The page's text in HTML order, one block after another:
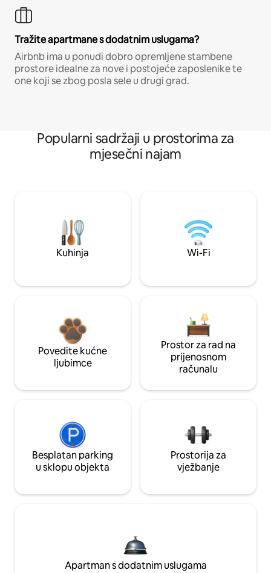
Tražite apartmane s dodatnim uslugama?
Airbnb ima u ponudi dobro opremljene stambene
prostore idealne za nove i postojeće zaposlenike te
one koji se zbog posla sele u drugi grad.
Popularni sadržaji u prostorima za
mjesečni najam
Kuhinja Wi-Fi
Povedite kućne
ljubimce
Prostor za rad na
prijenosnom
računalu
Besplatan parking
u sklopu objekta
Prostorija za
vježbanje
Apartman s dodatnim uslugama